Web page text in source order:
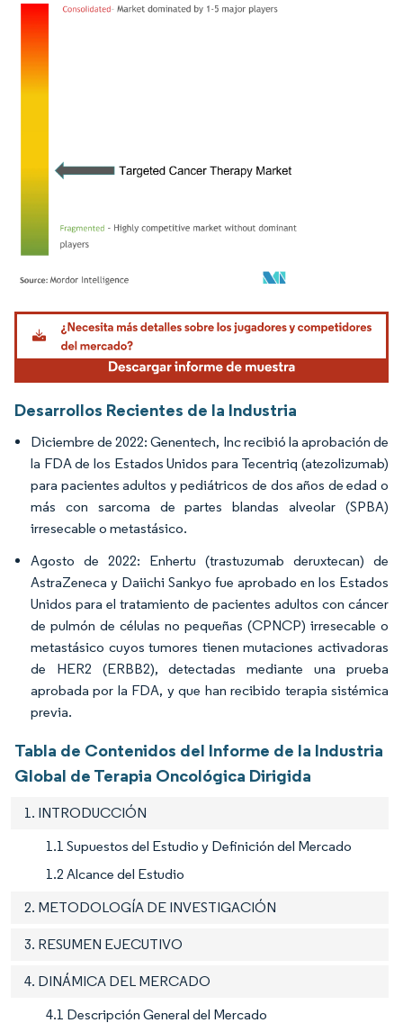
Imagen © Mordor Intelligence. El uso requiere atribución según CC BY 4.0.
Desarrollos Recientes de la Industria
Diciembre de 2022: Genentech, Inc recibió la aprobación de
la FDA de los Estados Unidos para Tecentriq (atezolizumab)
para pacientes adultos y pediátricos de dos años de edad o
más con sarcoma de partes blandas alveolar (SPBA)
irresecable o metastásico.
Agosto de 2022: Enhertu (trastuzumab deruxtecan) de
AstraZeneca y Daiichi Sankyo fue aprobado en los Estados
Unidos para el tratamiento de pacientes adultos con cáncer
de pulmón de células no pequeñas (CPNCP) irresecable o
metastásico cuyos tumores tienen mutaciones activadoras
de HER2 (ERBB2), detectadas mediante una prueba
aprobada por la FDA, y que han recibido terapia sistémica
previa.
Tabla de Contenidos del Informe de la Industria
Global de Terapia Oncológica Dirigida
1. INTRODUCCIÓN
1.1 Supuestos del Estudio y Definición del Mercado
1.2 Alcance del Estudio
2. METODOLOGÍA DE INVESTIGACIÓN
3. RESUMEN EJECUTIVO
4. DINÁMICA DEL MERCADO
4.1 Descripción General del Mercado